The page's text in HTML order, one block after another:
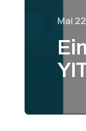
Mai